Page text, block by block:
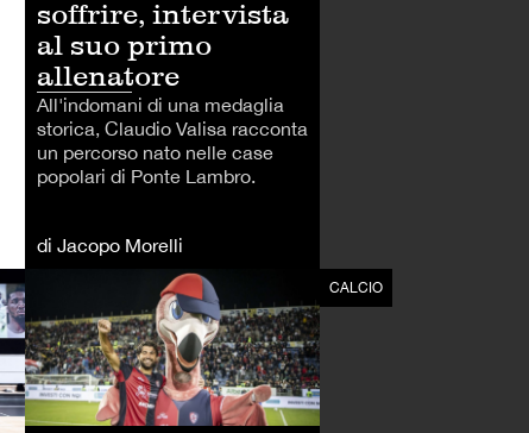
soffrire, intervista
al suo primo
allenatore
All'indomani di una medaglia
storica, Claudio Valisa racconta
un percorso nato nelle case
popolari di Ponte Lambro.
di Jacopo Morelli
CALCIO